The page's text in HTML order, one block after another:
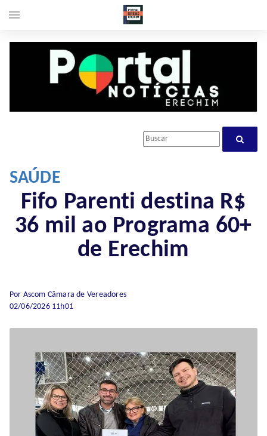
SAÚDE
Fifo Parenti destina R$
36 mil ao Programa 60+
de Erechim
Por Ascom Câmara de Vereadores
02/06/2026 11h01
menu